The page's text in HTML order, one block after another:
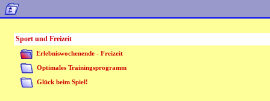
Sport und Freizeit
Erlebniswochenende - Freizeit
Optimales Trainingsprogramm
Glück beim Spiel!